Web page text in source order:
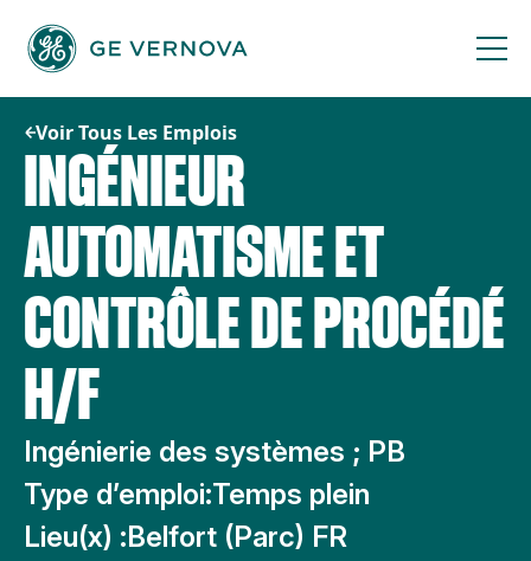
contenu
Voir Tous Les Emplois
INGÉNIEUR
AUTOMATISME ET
CONTRÔLE DE PROCÉDÉ
H/F
Ingénierie des systèmes ; PB
Type d’emploi:Temps plein
Lieu(x) :Belfort (Parc) FR